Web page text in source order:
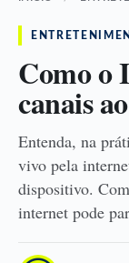
Como o
canais
Entenda, na
vivo pela
dispositivo.
internet pode